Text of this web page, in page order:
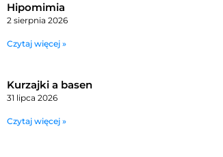
Hipomimia
2 sierpnia 2026
Czytaj więcej »
Kurzajki a basen
31 lipca 2026
Czytaj więcej »